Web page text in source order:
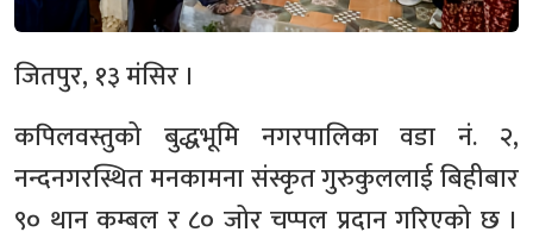
जितपुर, १३ मंसिर ।
कपिलवस्तुको बुद्धभूमि नगरपालिका वडा नं. २,
नन्दनगरस्थित मनकामना संस्कृत गुरुकुललाई बिहीबार
९० थान कम्बल र ८० जोर चप्पल प्रदान गरिएको छ ।